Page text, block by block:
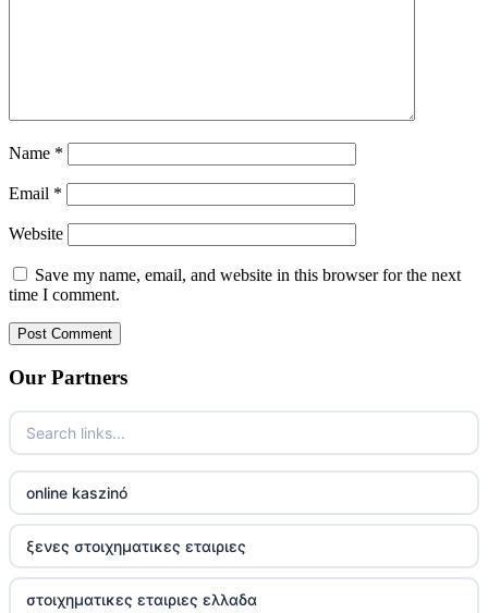
Name *
Email *
Website
Save my name, email, and website in this browser for the next
time I comment.
Our Partners
online kaszinó
ξενες στοιχηματικες εταιριες
στοιχηματικες εταιριες ελλαδα